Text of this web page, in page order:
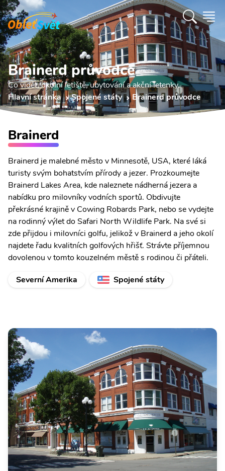
Brainerd průvodce
Co vidět, okolní letiště, ubytování a akční letenky.
Hlavní stránka
Spojené státy Brainerd průvodce
Brainerd
Brainerd je malebné město v Minnesotě, USA, které láká
turisty svým bohatstvím přírody a jezer. Prozkoumejte
Brainerd Lakes Area, kde naleznete nádherná jezera a
nabídku pro milovníky vodních sportů. Obdivujte
překrásné krajině v Cowing Robards Park, nebo se vydejte
na rodinný výlet do Safari North Wildlife Park. Na své si
zde přijdou i milovníci golfu, jelikož v Brainerd a jeho okolí
najdete řadu kvalitních golfových hřišť. Strávte příjemnou
dovolenou v tomto kouzelném městě s rodinou či přáteli.
Severní Amerika
Spojené státy